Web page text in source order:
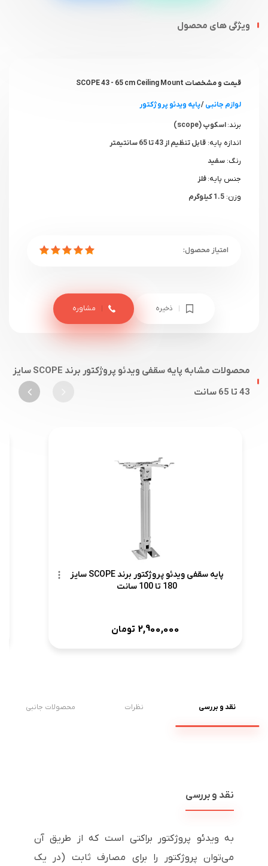
ویژگی های محصول
قیمت و مشخصات SCOPE 43 - 65 cm Ceiling Mount
لوازم جانبی/پایه ویدئو پروژکتور
برند:اسکوپ (scope)
اندازه پایه: قابل تنظیم از 43 تا 65 سانتیمتر
رنگ: سفید
جنس پایه:فلز
وزن: 1.5 کیلوگرم
ذخیره مشاوره
محصولات مشابه پایه سقفی ویدئو پروژکتور برند SCOPE سایز
43 تا 65 سانت
پایه سقفی ویدئو پروژکتور برند SCOPE سایز
180 تا 100 سانت
2,900,000 تومان
نقد و بررسی نظرات محصولات جانبی
نقد و بررسی
به ویدئو پروژکتور براکتی است که از طریق آن
می‌توان پروژکتور را برای مصارف ثابت (در یک